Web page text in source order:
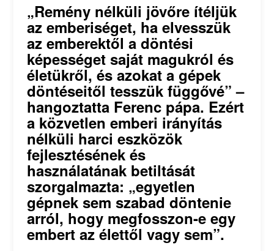
„Remény nélküli jövőre ítéljük
az emberiséget, ha elvesszük
az emberektől a döntési
képességet saját magukról és
életükről, és azokat a gépek
döntéseitől tesszük függővé” –
hangoztatta Ferenc pápa. Ezért
a közvetlen emberi irányítás
nélküli harci eszközök
fejlesztésének és
használatának betiltását
szorgalmazta: „egyetlen
gépnek sem szabad döntenie
arról, hogy megfosszon-e egy
embert az élettől vagy sem”.